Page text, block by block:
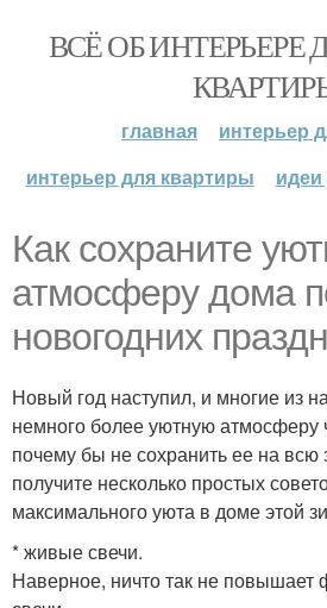
ВСЁ ОБ ИНТЕРЬЕРЕ
главная
интерьер
интерьер для квартиры
идеи
Как сохраните
атмосферу дома
новогодних
Новый год наступил, и многие из
немного более уютную
почему бы не сохранить ее на всю
получите несколько простых
максимального уюта в доме этой
* живые свечи.
Наверное, ничто так не повышает